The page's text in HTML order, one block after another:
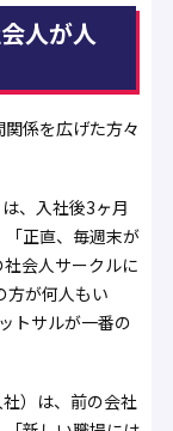
人が人
係を広げた方々
、入社後3ヶ月
正直、毎週末が
会人サークルに
方が何人もい
トサルが一番の
）は、前の会社